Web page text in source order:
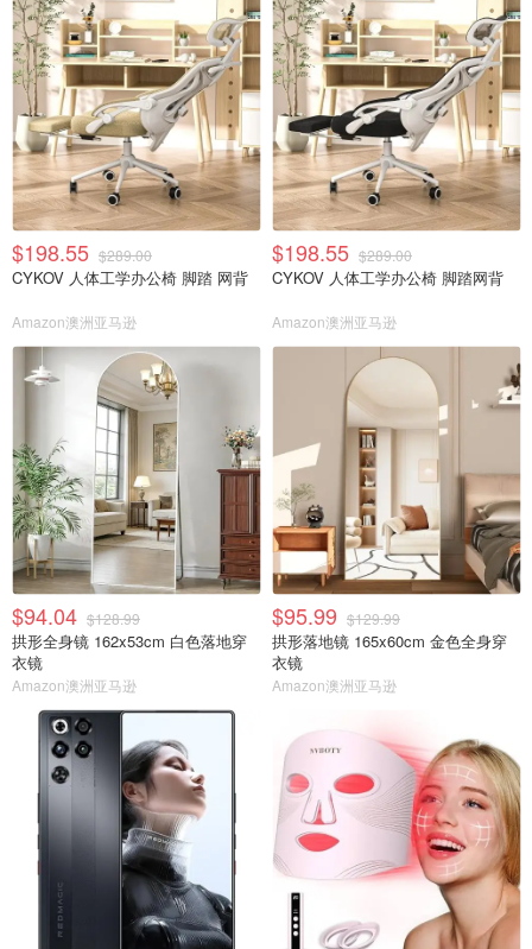
$198.55 $289.00
CYKOV 人体工学办公椅 脚踏 网背
Amazon澳洲亚马逊
$198.55 $289.00
CYKOV 人体工学办公椅 脚踏网背
Amazon澳洲亚马逊
$94.04 $128.99
拱形全身镜 162x53cm 白色落地穿
衣镜
Amazon澳洲亚马逊
$95.99 $129.99
拱形落地镜 165x60cm 金色全身穿
衣镜
Amazon澳洲亚马逊